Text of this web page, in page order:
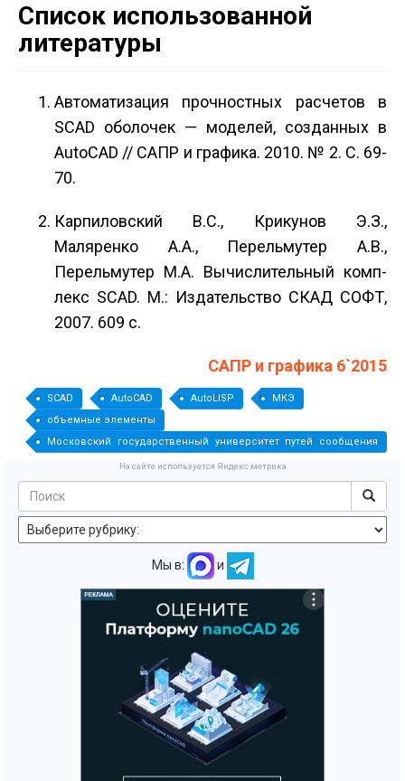
Список использованной
литературы
Автоматизация прочностных расчетов в
SCAD оболочек — моделей, созданных в
AutoCAD // САПР и графика. 2010. № 2. С. 69­
70.
Карпиловский В.С., Крикунов Э.З.,
Маляренко А.А., Перельмутер А.В.,
Перельмутер М.А. Вычислительный комп­
лекс SCAD. М.: Издательство СКАД СОФТ,
2007. 609 с.
САПР и графика 6`2015
SCAD AutoCAD AutoLISP
МКЭ
объемные элементы
Московский государственный университет путей сообщения
На сайте используется Яндекс метрика
Мы в: и